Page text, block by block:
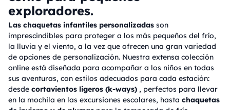
exploradores.
Las chaquetas infantiles personalizadas son
imprescindibles para proteger a los más pequeños del frío,
la lluvia y el viento, a la vez que ofrecen una gran variedad
de opciones de personalización. Nuestra extensa colección
online está diseñada para acompañar a los niños en todas
sus aventuras, con estilos adecuados para cada estación:
desde cortavientos ligeros (k-ways) , perfectos para llevar
en la mochila en las excursiones escolares, hasta chaquetas